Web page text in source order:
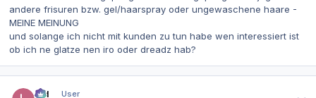
andere frisuren bzw. gel/haarspray oder ungewaschene haare -
MEINE MEINUNG
und solange ich nicht mit kunden zu tun habe wen interessiert ist
ob ich ne glatze nen iro oder dreadz hab?
lpd
User